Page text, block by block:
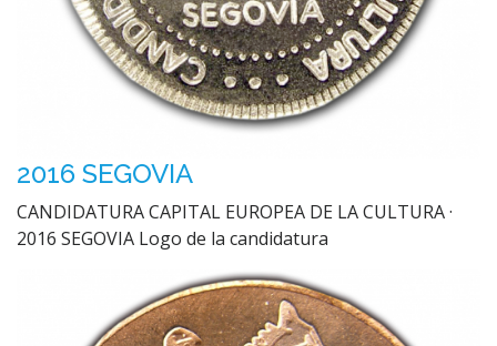
2016 SEGOVIA
CANDIDATURA CAPITAL EUROPEA DE LA CULTURA ·
2016 SEGOVIA Logo de la candidatura